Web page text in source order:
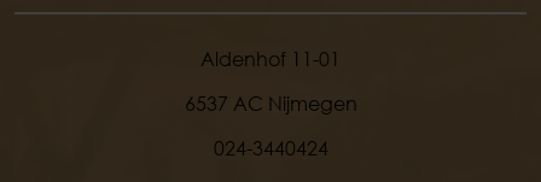
Aldenhof 11-01
6537 AC Nijmegen
024-3440424